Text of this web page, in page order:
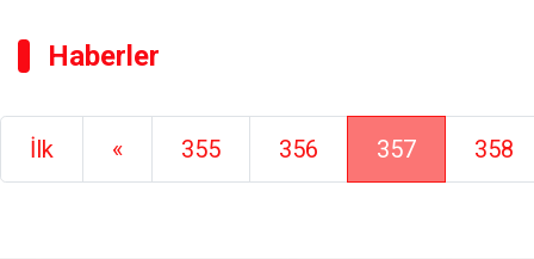
Haberler
İlk « 355 356 357(current)
358